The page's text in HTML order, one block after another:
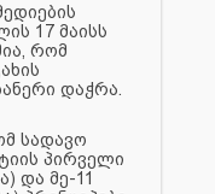
17 მაისს
რომ
დაჭრა.
სადავო
პირველი
და მე-11